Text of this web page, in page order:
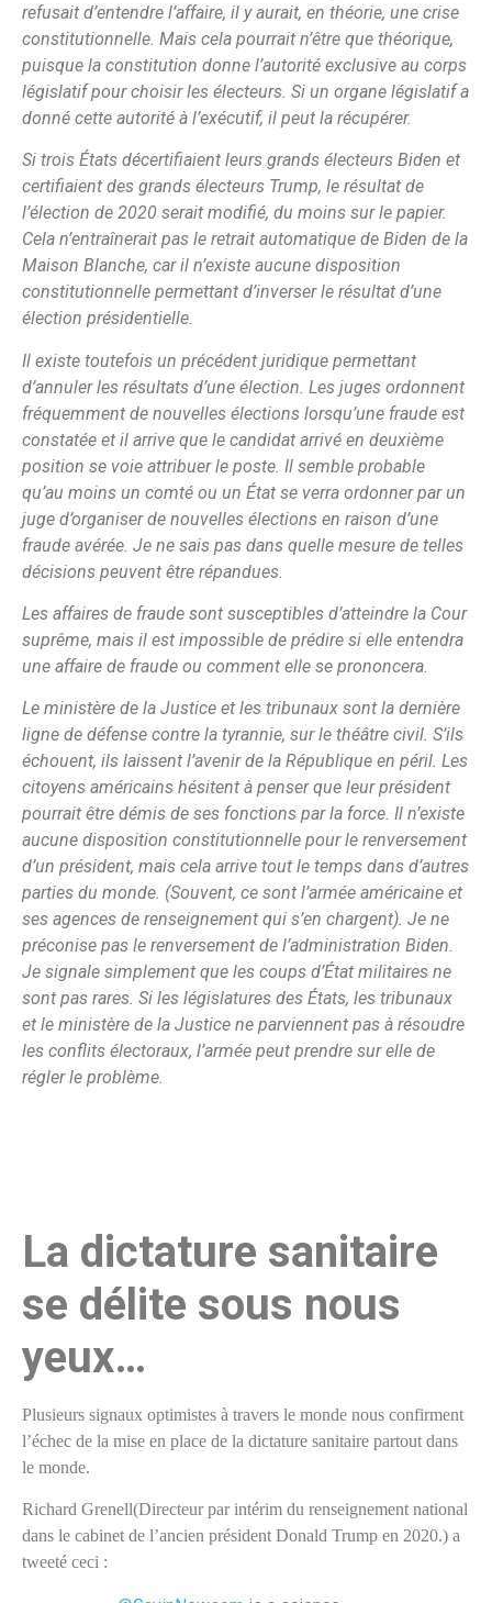
refusait d’entendre l’affaire, il y aurait, en théorie, une crise
constitutionnelle. Mais cela pourrait n’être que théorique,
puisque la constitution donne l’autorité exclusive au corps
législatif pour choisir les électeurs. Si un organe législatif a
donné cette autorité à l’exécutif, il peut la récupérer.
Si trois États décertifiaient leurs grands électeurs Biden et
certifiaient des grands électeurs Trump, le résultat de
l’élection de 2020 serait modifié, du moins sur le papier.
Cela n’entraînerait pas le retrait automatique de Biden de la
Maison Blanche, car il n’existe aucune disposition
constitutionnelle permettant d’inverser le résultat d’une
élection présidentielle.
Il existe toutefois un précédent juridique permettant
d’annuler les résultats d’une élection. Les juges ordonnent
fréquemment de nouvelles élections lorsqu’une fraude est
constatée et il arrive que le candidat arrivé en deuxième
position se voie attribuer le poste. Il semble probable
qu’au moins un comté ou un État se verra ordonner par un
juge d’organiser de nouvelles élections en raison d’une
fraude avérée. Je ne sais pas dans quelle mesure de telles
décisions peuvent être répandues.
Les affaires de fraude sont susceptibles d’atteindre la Cour
suprême, mais il est impossible de prédire si elle entendra
une affaire de fraude ou comment elle se prononcera.
Le ministère de la Justice et les tribunaux sont la dernière
ligne de défense contre la tyrannie, sur le théâtre civil. S’ils
échouent, ils laissent l’avenir de la République en péril. Les
citoyens américains hésitent à penser que leur président
pourrait être démis de ses fonctions par la force. Il n’existe
aucune disposition constitutionnelle pour le renversement
d’un président, mais cela arrive tout le temps dans d’autres
parties du monde. (Souvent, ce sont l’armée américaine et
ses agences de renseignement qui s’en chargent). Je ne
préconise pas le renversement de l’administration Biden.
Je signale simplement que les coups d’État militaires ne
sont pas rares. Si les législatures des États, les tribunaux
et le ministère de la Justice ne parviennent pas à résoudre
les conflits électoraux, l’armée peut prendre sur elle de
régler le problème.
La dictature sanitaire
se délite sous nous
yeux…
Plusieurs signaux optimistes à travers le monde nous confirment
l’échec de la mise en place de la dictature sanitaire partout dans
le monde.
Richard Grenell(Directeur par intérim du renseignement national
dans le cabinet de l’ancien président Donald Trump en 2020.) a
tweeté ceci :